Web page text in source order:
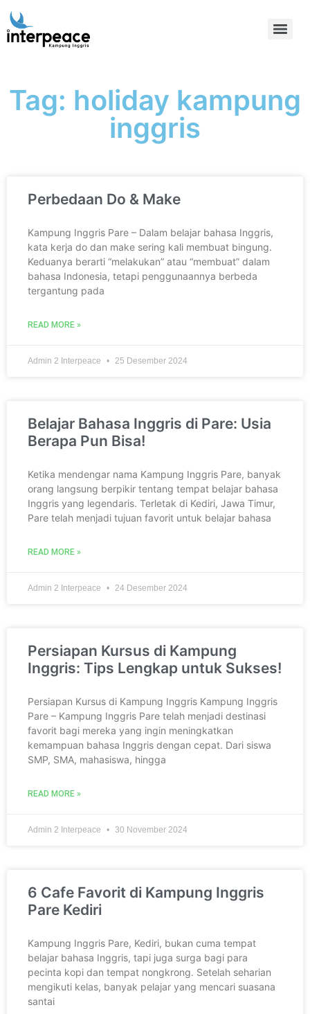
Tag: holiday kampung
inggris
Perbedaan Do & Make
Kampung Inggris Pare – Dalam belajar bahasa Inggris,
kata kerja do dan make sering kali membuat bingung.
Keduanya berarti “melakukan” atau “membuat” dalam
bahasa Indonesia, tetapi penggunaannya berbeda
tergantung pada
READ MORE »
Admin 2 Interpeace 25 Desember 2024
Belajar Bahasa Inggris di Pare: Usia
Berapa Pun Bisa!
Ketika mendengar nama Kampung Inggris Pare, banyak
orang langsung berpikir tentang tempat belajar bahasa
Inggris yang legendaris. Terletak di Kediri, Jawa Timur,
Pare telah menjadi tujuan favorit untuk belajar bahasa
READ MORE »
Admin 2 Interpeace 24 Desember 2024
Persiapan Kursus di Kampung
Inggris: Tips Lengkap untuk Sukses!
Persiapan Kursus di Kampung Inggris Kampung Inggris
Pare – Kampung Inggris Pare telah menjadi destinasi
favorit bagi mereka yang ingin meningkatkan
kemampuan bahasa Inggris dengan cepat. Dari siswa
SMP, SMA, mahasiswa, hingga
READ MORE »
Admin 2 Interpeace 30 November 2024
6 Cafe Favorit di Kampung Inggris
Pare Kediri
Kampung Inggris Pare, Kediri, bukan cuma tempat
belajar bahasa Inggris, tapi juga surga bagi para
pecinta kopi dan tempat nongkrong. Setelah seharian
mengikuti kelas, banyak pelajar yang mencari suasana
santai